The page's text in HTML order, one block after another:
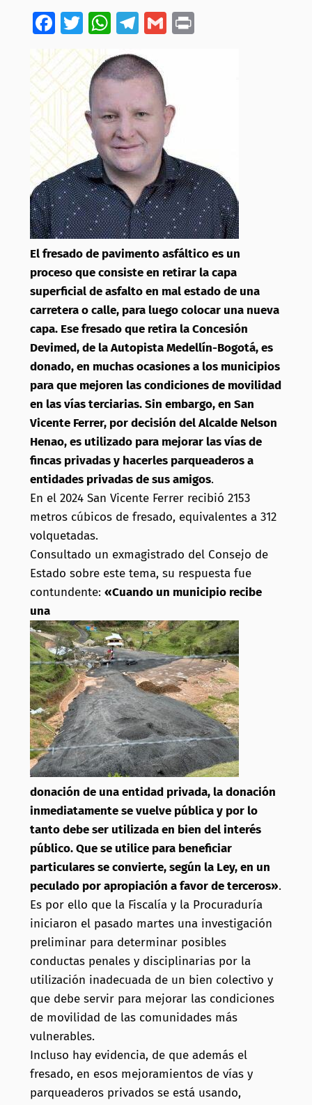
Facebook
Twitter
WhatsApp
Telegram
Gmail
El fresado de pavimento asfáltico es un
proceso que consiste en retirar la capa
superficial de asfalto en mal estado de una
carretera o calle, para luego colocar una nueva
capa. Ese fresado que retira la Concesión
Devimed, de la Autopista Medellín-Bogotá, es
donado, en muchas ocasiones a los municipios
para que mejoren las condiciones de movilidad
en las vías terciarias. Sin embargo, en San
Vicente Ferrer, por decisión del Alcalde Nelson
Henao, es utilizado para mejorar las vías de
fincas privadas y hacerles parqueaderos a
entidades privadas de sus amigos.
En el 2024 San Vicente Ferrer recibió 2153
metros cúbicos de fresado, equivalentes a 312
volquetadas.
Consultado un exmagistrado del Consejo de
Estado sobre este tema, su respuesta fue
contundente: «Cuando un municipio recibe
una
donación de una entidad privada, la donación
inmediatamente se vuelve pública y por lo
tanto debe ser utilizada en bien del interés
público. Que se utilice para beneficiar
particulares se convierte, según la Ley, en un
peculado por apropiación a favor de terceros».
Es por ello que la Fiscalía y la Procuraduría
iniciaron el pasado martes una investigación
preliminar para determinar posibles
conductas penales y disciplinarias por la
utilización inadecuada de un bien colectivo y
que debe servir para mejorar las condiciones
de movilidad de las comunidades más
vulnerables.
Incluso hay evidencia, de que además el
fresado, en esos mejoramientos de vías y
parqueaderos privados se está usando,